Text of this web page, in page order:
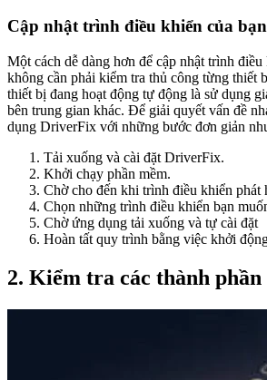
Cập nhật trình điều khiển của
Một cách dễ dàng hơn để cập nhật trình điều
không cần phải kiểm tra thủ công từng thiết
thiết bị đang hoạt động tự động là sử dụng
bên trung gian khác. Để giải quyết vấn đề nhanh chóng, bạn nên sử
dụng DriverFix với những bước đơn giản
Tải xuống và cài đặt DriverFix.
Khởi chạy phần mềm.
Chờ cho đến khi trình điều khiển phát
Chọn những trình điều khiển bạn
Chờ ứng dụng tải xuống và tự cài đặt
Hoàn tất quy trình bằng việc khởi
2. Kiểm tra các thành phần